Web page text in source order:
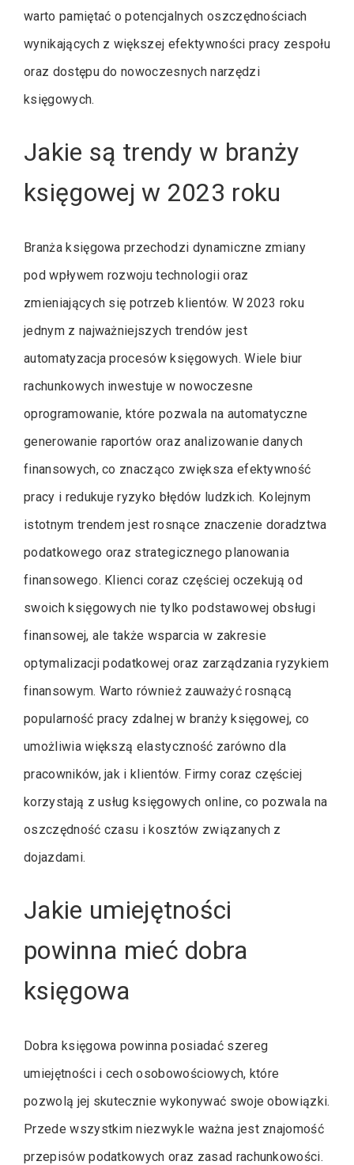
warto pamiętać o potencjalnych oszczędnościach
wynikających z większej efektywności pracy zespołu
oraz dostępu do nowoczesnych narzędzi
księgowych.
Jakie są trendy w branży
księgowej w 2023 roku
Branża księgowa przechodzi dynamiczne zmiany
pod wpływem rozwoju technologii oraz
zmieniających się potrzeb klientów. W 2023 roku
jednym z najważniejszych trendów jest
automatyzacja procesów księgowych. Wiele biur
rachunkowych inwestuje w nowoczesne
oprogramowanie, które pozwala na automatyczne
generowanie raportów oraz analizowanie danych
finansowych, co znacząco zwiększa efektywność
pracy i redukuje ryzyko błędów ludzkich. Kolejnym
istotnym trendem jest rosnące znaczenie doradztwa
podatkowego oraz strategicznego planowania
finansowego. Klienci coraz częściej oczekują od
swoich księgowych nie tylko podstawowej obsługi
finansowej, ale także wsparcia w zakresie
optymalizacji podatkowej oraz zarządzania ryzykiem
finansowym. Warto również zauważyć rosnącą
popularność pracy zdalnej w branży księgowej, co
umożliwia większą elastyczność zarówno dla
pracowników, jak i klientów. Firmy coraz częściej
korzystają z usług księgowych online, co pozwala na
oszczędność czasu i kosztów związanych z
dojazdami.
Jakie umiejętności
powinna mieć dobra
księgowa
Dobra księgowa powinna posiadać szereg
umiejętności i cech osobowościowych, które
pozwolą jej skutecznie wykonywać swoje obowiązki.
Przede wszystkim niezwykle ważna jest znajomość
przepisów podatkowych oraz zasad rachunkowości.